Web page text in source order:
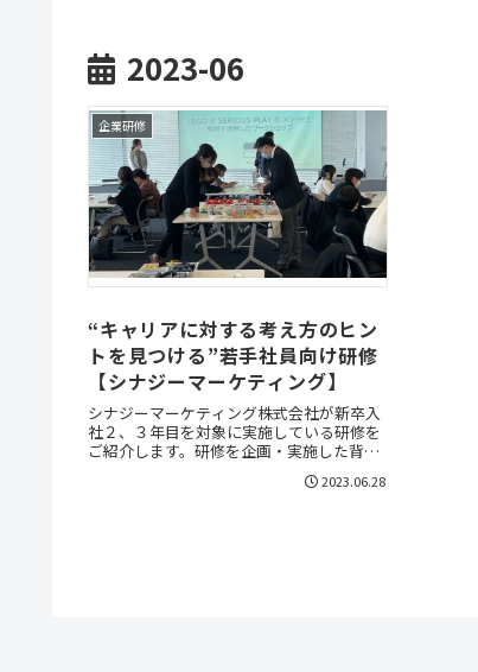
2023-06
企業研修
“キャリアに対する考え方のヒン
トを見つける”若手社員向け研修
【シナジーマーケティング】
シナジーマーケティング株式会社が新卒入
社２、３年目を対象に実施している研修を
ご紹介します。研修を企画・実施した背景
2023.06.28